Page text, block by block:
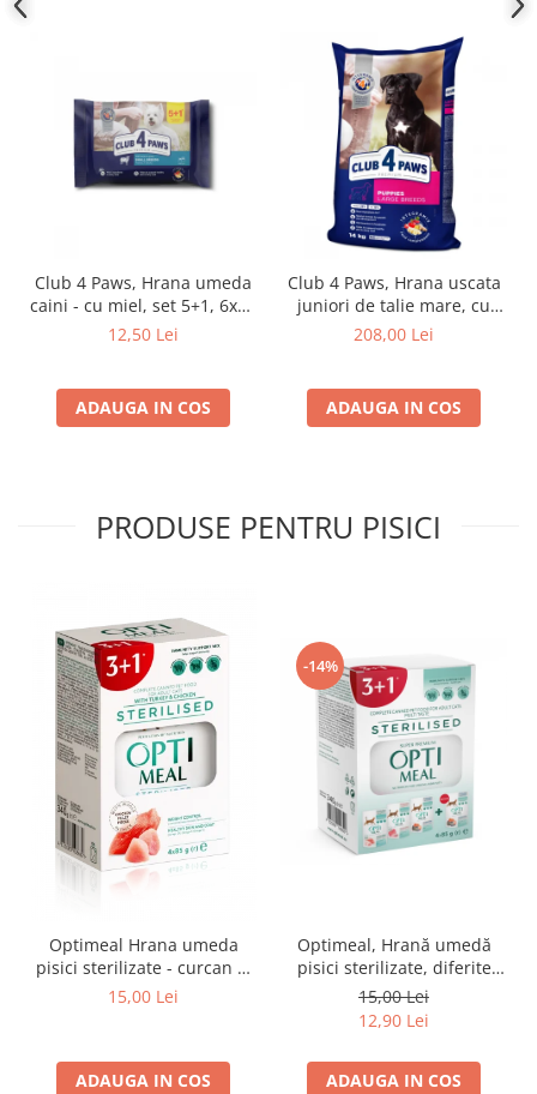
Club 4 Paws, Hrana umeda
caini - cu miel, set 5+1, 6x80
g
12,50 Lei
ADAUGA IN COS
Club 4 Paws, Hrana uscata
juniori de talie mare, cu
pui, 14kg
208,00 Lei
ADAUGA IN COS
PRODUSE PENTRU PISICI
Optimeal Hrana umeda
pisici sterilizate - curcan si
pui in sos, set 3+1,
15,00 Lei
ADAUGA IN COS
-14%
Optimeal, Hrană umedă
pisici sterilizate, diferite
arome, (3+1), 0.34kg
15,00 Lei
12,90 Lei
ADAUGA IN COS